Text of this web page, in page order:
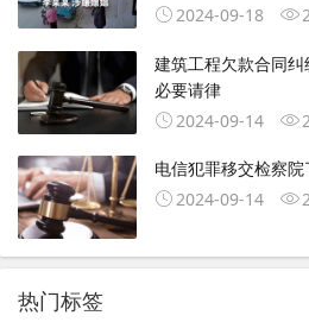
2024-09-18
建筑工程欠款合同
必要请律
2024-09-14
电信犯罪移交检察
2024-09-14
热门标签